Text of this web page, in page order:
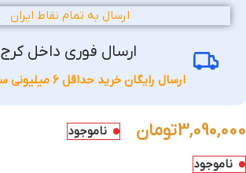
ارسال به تمام نقاط ایران
ارسال فوری داخل کرج
ارسال رایگان خرید حداقل 6 میلیونی سراسر ایران
3,090,000تومان ناموجود
ناموجود